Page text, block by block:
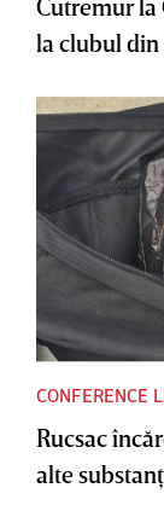
Cutremur la
la clubul din
CONFERENCE
Rucsac
alte